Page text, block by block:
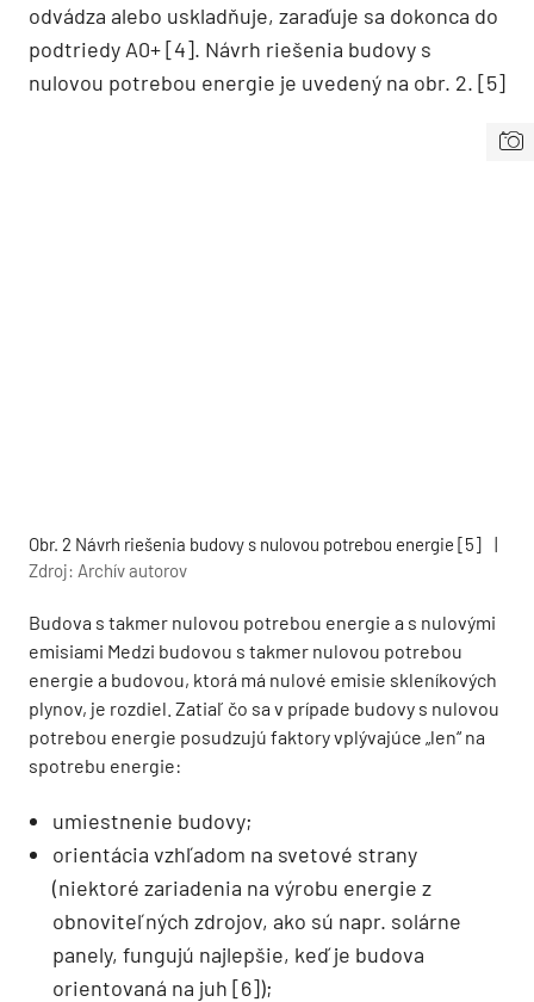
odvádza alebo uskladňuje, zaraďuje sa dokonca do
podtriedy A0+ [4]. Návrh riešenia budovy s
nulovou potrebou energie je uvedený na obr. 2. [5]
Obr. 2 Návrh riešenia budovy s nulovou potrebou energie [5]
|
Zdroj: Archív autorov
Budova s takmer nulovou potrebou energie a s nulovými
emisiami Medzi budovou s takmer nulovou potrebou
energie a budovou, ktorá má nulové emisie skleníkových
plynov, je rozdiel. Zatiaľ čo sa v prípade budovy s nulovou
potrebou energie posudzujú faktory vplývajúce „len“ na
spotrebu energie:
umiestnenie budovy;
orientácia vzhľadom na svetové strany
(niektoré zariadenia na výrobu energie z
obnoviteľných zdrojov, ako sú napr. solárne
panely, fungujú najlepšie, keď je budova
orientovaná na juh [6]);